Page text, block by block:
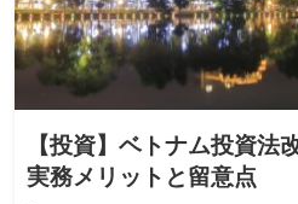
【投資】ベトナム投資法
実務メリットと留意点